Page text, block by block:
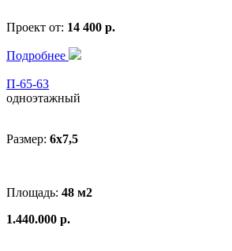
Проект от: 14 400 р.
Подробнее
П-65-63
одноэтажный
Размер: 6x7,5
Площадь: 48 м2
1.440.000 р.